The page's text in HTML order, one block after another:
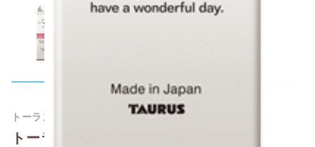
トーラス はぐくむ トイレ 100ml
トーラス